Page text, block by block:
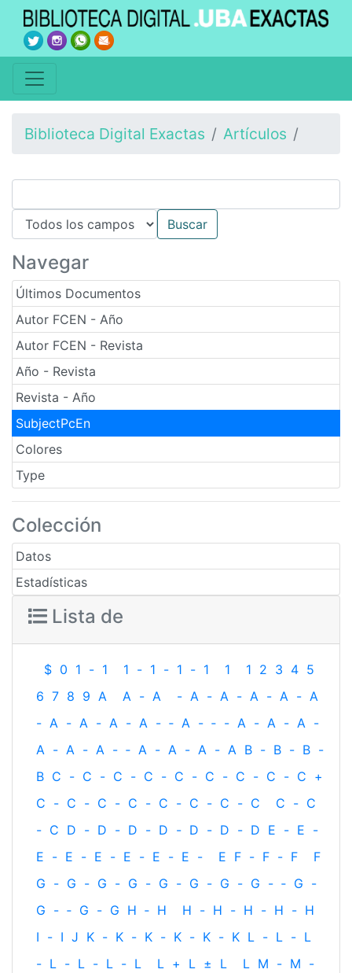
Biblioteca Digital Exactas Artículos
Navegar
Últimos Documentos
Autor FCEN - Año
Autor FCEN - Revista
Año - Revista
Revista - Año
SubjectPcEn
Colores
Type
Colección
Datos
Estadísticas
Lista de
$ 0 1 - 1 1 - 1 - 1 - 1 1 1 2 3 4 5
6 7 8 9 A A - A - A - A - A - A - A
- A - A - A - A - ‐ A - ‐ - A - A - A -
A - A - A - ‐ A - A - A - A B - B - B -
B C - C - C - C - C - C - C - C - C +
C - C - C - C - C - C - C - C C - C
- C D - D - D - D - D - D - D E - E -
E - E - E - E - E - E - E F - F - F
F
G - G - G - G - G - G - G - G - ‐ G -
G - ‐ G - G H ‐ H H - H - H - H - H
I - I J K - K - K - K - K - K L - L - L
- L - L - L - L L + L ± L L M - M -